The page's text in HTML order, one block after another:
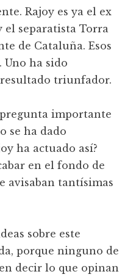
Rajoy es ya el ex
el separatista Torra
de Cataluña. Esos
Uno ha sido
triunfador.
importante
se ha dado
ha actuado así?
en el fondo de
avisaban tantísimas
sobre este
porque ninguno de
decir lo que opinan